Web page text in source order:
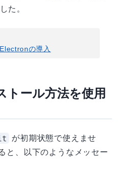
た。
の導入
トール方法を使用
が初期状態で使えませ
と、以下のようなメッセー